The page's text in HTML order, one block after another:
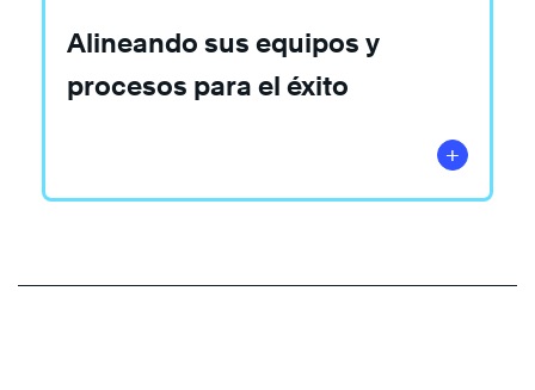
Saber
Alineando sus equipos y
procesos para el éxito
+